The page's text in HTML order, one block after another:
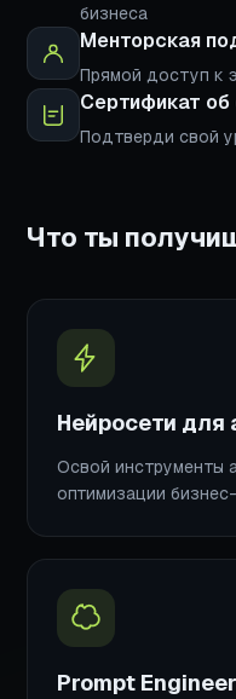
бизнеса
Менторская
Прямой доступ к
Сертификат об
Подтверди свой
Что ты
Нейросети для
Освой инструменты
оптимизации
Prompt